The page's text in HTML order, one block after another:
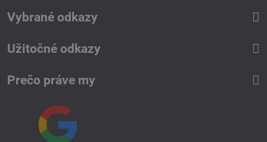
Vybrané odkazy
Užitočné odkazy
Prečo práve my